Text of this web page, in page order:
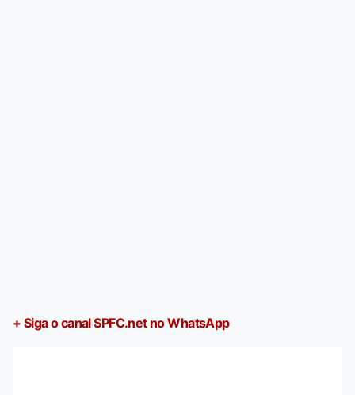
+ Siga o canal SPFC.net no WhatsApp